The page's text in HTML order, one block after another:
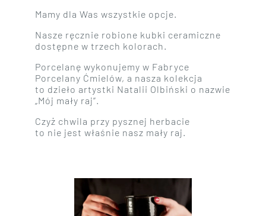
Mamy dla Was wszystkie opcje.
Nasze ręcznie robione kubki ceramiczne
dostępne w trzech kolorach.
Porcelanę wykonujemy w Fabryce
Porcelany Ćmielów, a nasza kolekcja
to dzieło artystki Natalii Olbiński o nazwie
„Mój mały raj”.
Czyż chwila przy pysznej herbacie
to nie jest właśnie nasz mały raj.